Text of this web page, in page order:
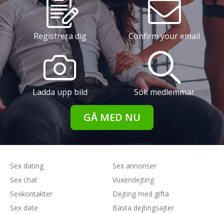
Registrera dig Confirm your email
Ladda upp bild Sök medlemmar
GÅ MED NU
Sex dating
Sex chat
Sexkontakter
Sex date
Sex annonser
Vuxendejting
Dejting med gifta
Bästa dejtingsajter